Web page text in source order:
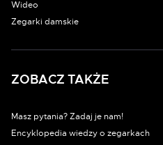
Wideo
Zegarki damskie
ZOBACZ TAKŻE
Masz pytania? Zadaj je nam!
Encyklopedia wiedzy o zegarkach